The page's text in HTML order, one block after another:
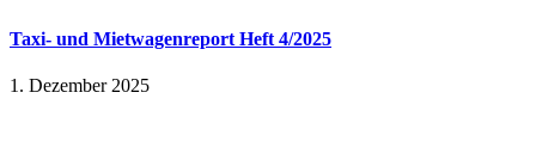
Taxi- und Mietwagenreport Heft 4/2025
1. Dezember 2025